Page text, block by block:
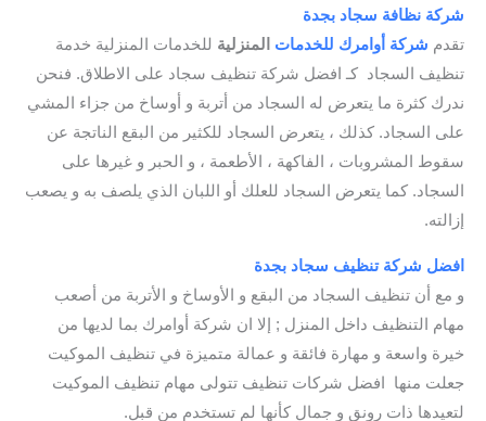
شركة نظافة سجاد بجدة
تقدم شركة أوامرك للخدمات المنزلية للخدمات المنزلية خدمة
تنظيف السجاد كـ افضل شركة تنظيف سجاد على الاطلاق. فنحن
ندرك كثرة ما يتعرض له السجاد من أتربة و أوساخ من جزاء المشي
على السجاد. كذلك ، يتعرض السجاد للكثير من البقع الناتجة عن
سقوط المشروبات ، الفاكهة ، الأطعمة ، و الحبر و غيرها على
السجاد. كما يتعرض السجاد للعلك أو اللبان الذي يلصف به و يصعب
إزالته.
افضل شركة تنظيف سجاد بجدة
و مع أن تنظيف السجاد من البقع و الأوساخ و الأتربة من أصعب
مهام التنظيف داخل المنزل ; إلا ان شركة أوامرك بما لديها من
خيرة واسعة و مهارة فائقة و عمالة متميزة في تنظيف الموكيت
جعلت منها افضل شركات تنظيف تتولى مهام تنظيف الموكيت
لتعيدها ذات رونق و جمال كأنها لم تستخدم من قبل.